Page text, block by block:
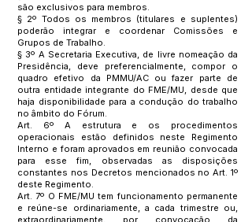
são exclusivos para membros.
§ 2º Todos os membros (titulares e suplentes)
poderão integrar e coordenar Comissões e
Grupos de Trabalho.
§ 3º A Secretaria Executiva, de livre nomeação da
Presidência, deve preferencialmente, compor o
quadro efetivo da PMMU/AC ou fazer parte de
outra entidade integrante do FME/MU, desde que
haja disponibilidade para a condução do trabalho
no âmbito do Fórum.
Art. 6º A estrutura e os procedimentos
operacionais estão definidos neste Regimento
Interno e foram aprovados em reunião convocada
para esse fim, observadas as disposições
constantes nos Decretos mencionados no Art. 1º
deste Regimento.
Art. 7º O FME/MU tem funcionamento permanente
e reúne-se ordinariamente, a cada trimestre ou,
extraordinariamente, por convocação da